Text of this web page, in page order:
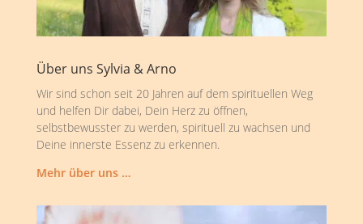
Über uns Sylvia & Arno
Wir sind schon seit 20 Jahren auf dem spirituellen Weg
und helfen Dir dabei, Dein Herz zu öffnen,
selbstbewusster zu werden, spirituell zu wachsen und
Deine innerste Essenz zu erkennen.
Mehr über uns …